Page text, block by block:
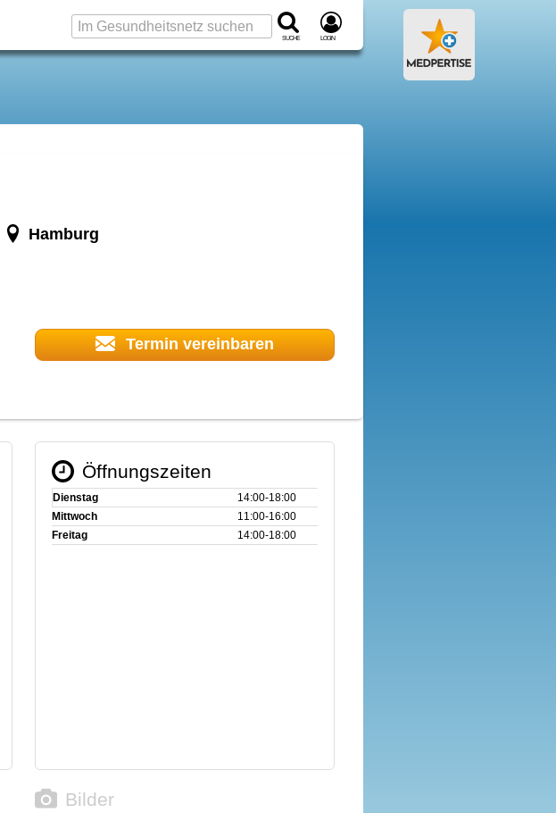
Suche Login
Hamburg
Termin vereinbaren
Öffnungszeiten
Dienstag
14:00‑18:00
Mittwoch
11:00‑16:00
Freitag
14:00‑18:00
Bilder